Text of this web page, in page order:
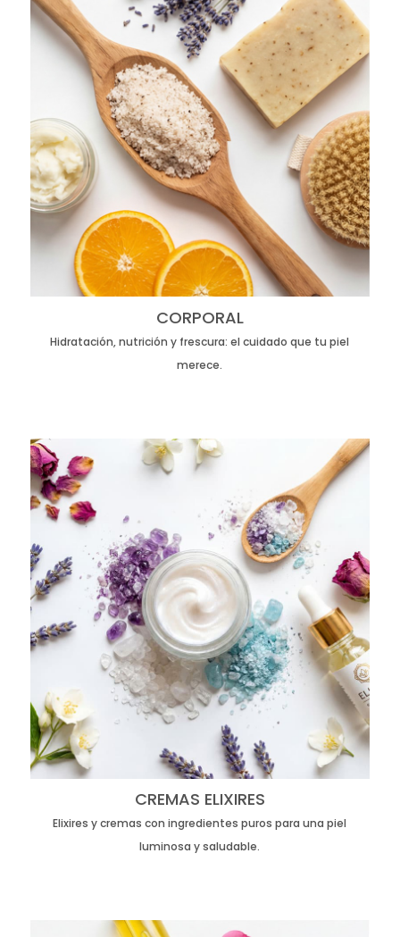
CORPORAL
Hidratación, nutrición y frescura: el cuidado que tu piel
merece.
CREMAS ELIXIRES
Elixires y cremas con ingredientes puros para una piel
luminosa y saludable.